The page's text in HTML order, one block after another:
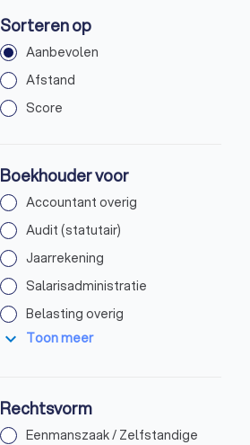
/ BTW
Sorteren op
Aanbevolen
Afstand
Score
Boekhouder voor
Accountant overig
Audit (statutair)
Jaarrekening
Salarisadministratie
Belasting overig
expand_more Toon meer
Rechtsvorm
Eenmanszaak / Zelfstandige